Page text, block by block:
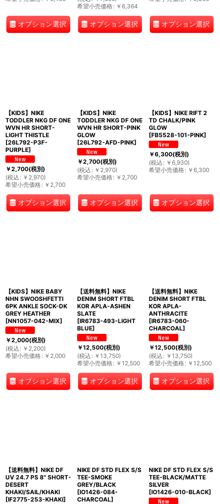
オプション選択
希望小売価格: ￥ 6,364
オプション選択 オプション選択
【KIDS】NIKE
TODDLER NKG DF ONE
WVN HR SHORT-
LIGHT THISTLE
[26L792-P3F-
PURPLE]
￥2,700(税別)
(税込 : ￥ 2,970)
希望小売価格: ￥ 2,700
オプション選択
【KIDS】NIKE
TODDLER NKG DF ONE
WVN HR SHORT-PINK
GLOW
[26L792-AFD-PINK]
￥2,700(税別)
(税込 : ￥ 2,970)
希望小売価格: ￥ 2,700
オプション選択
【KIDS】NIKE RIFT 2
TD CHALK/PINK
GLOW
[FB5528-101-PINK]
￥6,300(税別)
(税込 : ￥ 6,930)
希望小売価格: ￥ 6,300
オプション選択
【KIDS】NIKE BABY
NHN SWOOSHFETTI
6PK ANKLE SOCK-DK
GREY HEATHER
[NN1057-042-MIX]
￥2,000(税別)
(税込 : ￥ 2,200)
希望小売価格: ￥ 2,000
オプション選択
【送料無料】NIKE
DENIM SHORT FTBL
KOR APLA-ASHEN
SLATE
[IR6783-493-LIGHT
BLUE]
￥12,500(税別)
(税込 : ￥ 13,750)
希望小売価格: ￥ 12,500
オプション選択
【送料無料】NIKE
DENIM SHORT FTBL
KOR APLA-
ANTHRACITE
[IR6783-060-
CHARCOAL]
￥12,500(税別)
(税込 : ￥ 13,750)
希望小売価格: ￥ 12,500
オプション選択
【送料無料】NIKE DF
UV 24.7 PS 8" SHORT-
DESERT
KHAKI/SAIL/KHAKI
[IF2775-253-KHAKI]
NIKE DF STD FLEX S/S
TEE-SMOKE
GREY/BLACK
[IO1426-084-
CHARCOAL]
NIKE DF STD FLEX S/S
TEE-BLACK/MATTE
SILVER
[IO1426-010-BLACK]